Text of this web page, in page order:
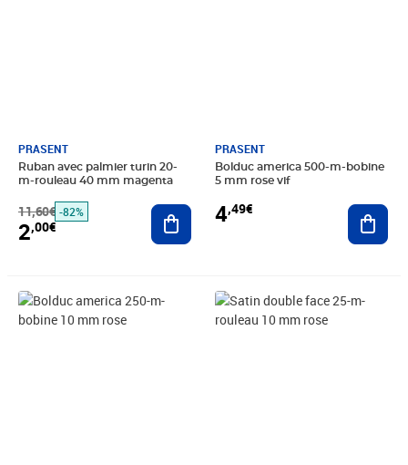
PRASENT
Ruban avec palmier turin 20-
m-rouleau 40 mm magenta
11,60€ -82%
2,00€
Ajouter au panier
PRASENT
Bolduc america 500-m-bobine
5 mm rose vif
4,49€
Prix 4,49€ Prix 4,49€